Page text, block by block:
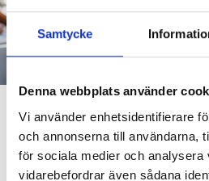
Samtycke
Denna webbplats använder
Vi använder enhetsidentifierare
och annonserna till användarna,
för sociala medier och analysera
vidarebefordrar även sådana
”Att ställa krav är
DEBATT”Att ställa krav är inte elakt.
snällt. Många gånger är det bara ett
Agah om stöket i klassrummen.